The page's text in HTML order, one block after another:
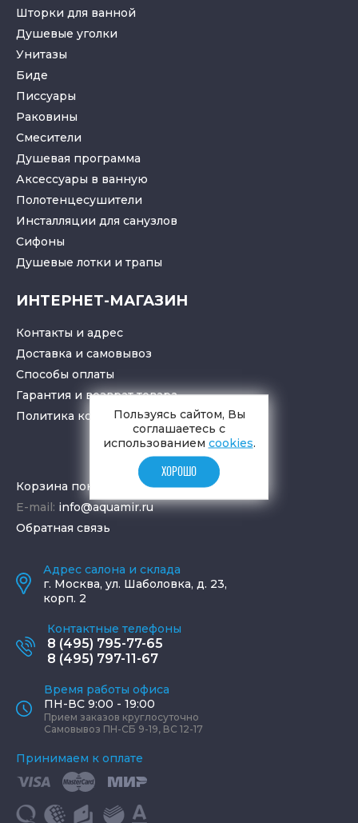
Шторки для ванной
Душевые уголки
Унитазы
Биде
Писсуары
Раковины
Смесители
Душевая программа
Аксессуары в ванную
Полотенцесушители
Инсталляции для санузлов
Cифоны
Душевые лотки и трапы
ИНТЕРНЕТ-МАГАЗИН
Контакты и адрес
Доставка и самовывоз
Способы оплаты
Гарантия и возврат товара
Политика конфиденциальности
Корзина покупок
E-mail: info@aquamir.ru
Обратная связь
Адрес салона и склада
г. Москва, ул. Шаболовка, д. 23,
корп. 2
Контактные телефоны
8 (495) 795-77-65
8 (495) 797-11-67
Время работы офиса
ПН-ВС 9:00 - 19:00
Прием заказов круглосуточно
Самовывоз ПН-СБ 9-19, ВС 12-17
Принимаем к оплате
Пользуясь сайтом, Вы
соглашаетесь с
использованием cookies.
ХОРОШО